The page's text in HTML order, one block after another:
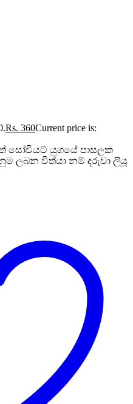
Rs. 360Current price is:
සෝවියට් යුගයේ පාසලක
ලබන වීත්යා නම් දරුවා ලියූ